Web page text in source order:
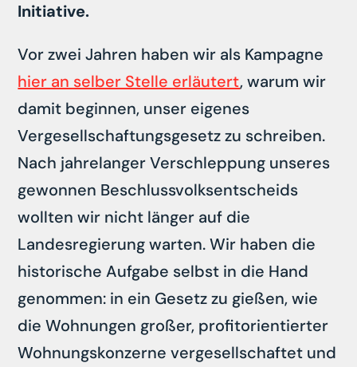
Initiative.
Vor zwei Jahren haben wir als Kampagne
hier an selber Stelle erläutert, warum wir
damit beginnen, unser eigenes
Vergesellschaftungsgesetz zu schreiben.
Nach jahrelanger Verschleppung unseres
gewonnen Beschlussvolksentscheids
wollten wir nicht länger auf die
Landesregierung warten. Wir haben die
historische Aufgabe selbst in die Hand
genommen: in ein Gesetz zu gießen, wie
die Wohnungen großer, profitorientierter
Wohnungskonzerne vergesellschaftet und